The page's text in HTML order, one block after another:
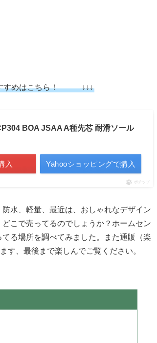
すめはこちら！ ↓↓↓
BOA JSAA A種先芯 耐滑ソール
入 Yahooショッピングで購入
ポチップ
水、軽量、最近は、おしゃれなデザイン
こで売ってるのでしょうか？ホームセン
る場所を調べてみました。また通販（楽
す、最後まで楽しんでご覧ください。